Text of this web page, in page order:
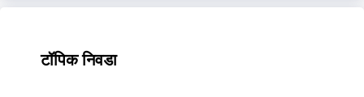
टॉपिक निवडा